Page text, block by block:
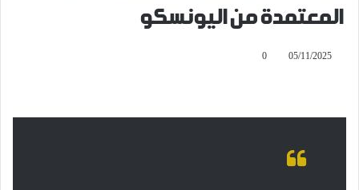
المعتمدة من اليونسكو
05/11/2025
0